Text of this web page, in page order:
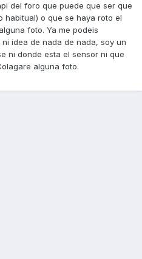
del foro que puede que ser que
habitual) o que se haya roto el
foto. Ya me podeis
idea de nada de nada, soy un
ni donde esta el sensor ni que
alguna foto.